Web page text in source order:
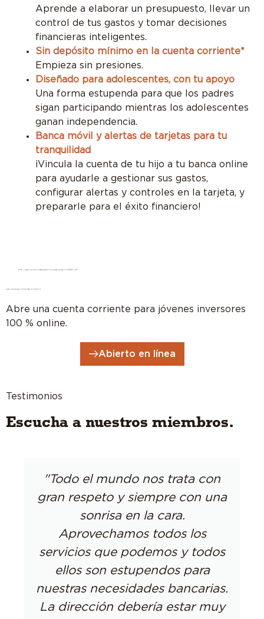
Aprende a elaborar un presupuesto, llevar un
control de tus gastos y tomar decisiones
financieras inteligentes.
Sin depósito mínimo en la cuenta corriente*
Empieza sin presiones.
Diseñado para adolescentes, con tu apoyo
Una forma estupenda para que los padres
sigan participando mientras los adolescentes
ganan independencia.
Banca móvil y alertas de tarjetas para tu
tranquilidad
¡Vincula la cuenta de tu hijo a tu banca online
para ayudarle a gestionar sus gastos,
configurar alertas y controles en la tarjeta, y
prepararle para el éxito financiero!
¡ADEMÁS, abre una cuenta para adolescentes y podrás ganar un MacBook NEO!
Toma una decisión financiera inteligente.
Abre una cuenta corriente para jóvenes inversores
100 % online.
Abierto en línea
Testimonios
Escucha a nuestros miembros.
"Todo el mundo nos trata con
gran respeto y siempre con una
sonrisa en la cara.
Aprovechamos todos los
servicios que podemos y todos
ellos son estupendos para
nuestras necesidades bancarias.
La dirección debería estar muy